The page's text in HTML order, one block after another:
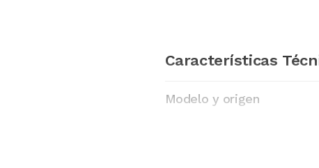
Características
Modelo y origen